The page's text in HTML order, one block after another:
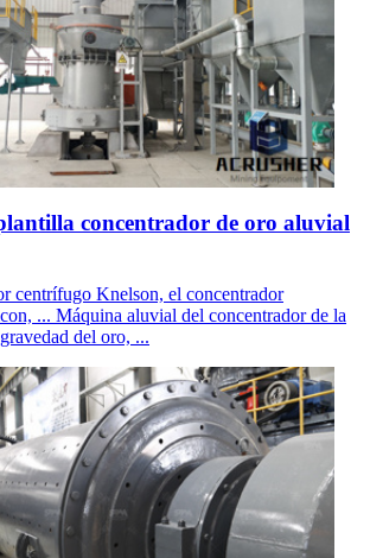
concentrador de oro aluvial
centrífugo Knelson, el concentrador
... Máquina aluvial del concentrador de la
del oro, ...